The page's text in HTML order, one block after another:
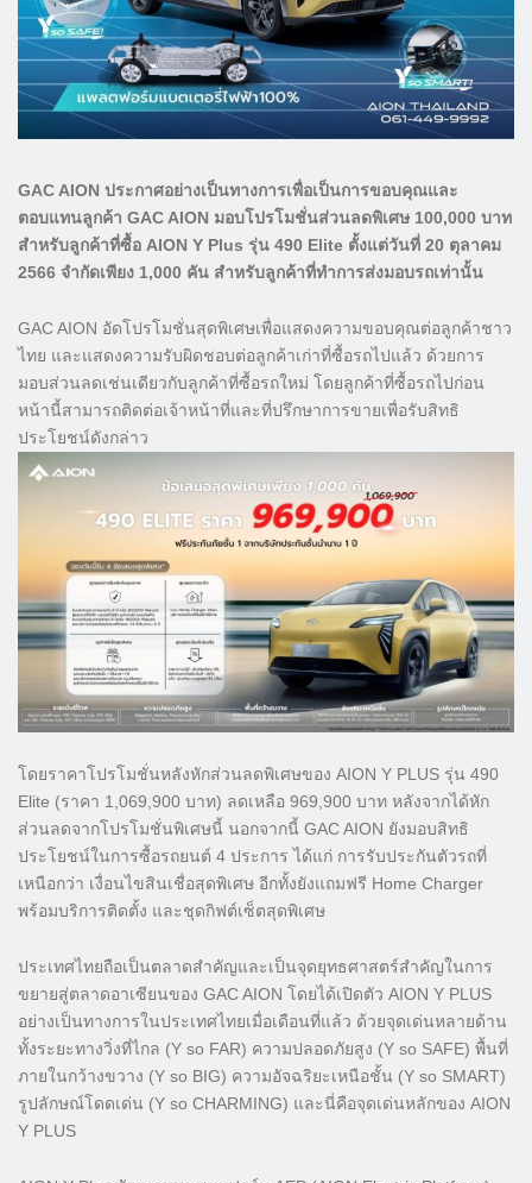
GAC AION ประกาศอย่างเป็นทางการเพื่อเป็นการขอบคุณและ
ตอบแทนลูกค้า GAC AION มอบโปรโมชั่นส่วนลดพิเศษ 100,000 บาท
สำหรับลูกค้าที่ซื้อ AION Y Plus รุ่น 490 Elite ตั้งแต่วันที่ 20 ตุลาคม
2566 จำกัดเพียง 1,000 คัน สำหรับลูกค้าที่ทำการส่งมอบรถเท่านั้น
GAC AION อัดโปรโมชั่นสุดพิเศษเพื่อแสดงความขอบคุณต่อลูกค้าชาว
ไทย และแสดงความรับผิดชอบต่อลูกค้าเก่าที่ซื้อรถไปแล้ว ด้วยการ
มอบส่วนลดเช่นเดียวกับลูกค้าที่ซื้อรถใหม่ โดยลูกค้าที่ซื้อรถไปก่อน
หน้านี้สามารถติดต่อเจ้าหน้าที่และที่ปรึกษาการขายเพื่อรับสิทธิ
ประโยชน์ดังกล่าว
โดยราคาโปรโมชั่นหลังหักส่วนลดพิเศษของ AION Y PLUS รุ่น 490
Elite (ราคา 1,069,900 บาท) ลดเหลือ 969,900 บาท หลังจากได้หัก
ส่วนลดจากโปรโมชั่นพิเศษนี้ นอกจากนี้ GAC AION ยังมอบสิทธิ
ประโยชน์ในการซื้อรถยนต์ 4 ประการ ได้แก่ การรับประกันตัวรถที่
เหนือกว่า เงื่อนไขสินเชื่อสุดพิเศษ อีกทั้งยังแถมฟรี Home Charger
พร้อมบริการติดตั้ง และชุดกิฟต์เซ็ตสุดพิเศษ
ประเทศไทยถือเป็นตลาดสำคัญและเป็นจุดยุทธศาสตร์สำคัญในการ
ขยายสู่ตลาดอาเซียนของ GAC AION โดยได้เปิดตัว AION Y PLUS
อย่างเป็นทางการในประเทศไทยเมื่อเดือนที่แล้ว ด้วยจุดเด่นหลายด้าน
ทั้งระยะทางวิ่งที่ไกล (Y so FAR) ความปลอดภัยสูง (Y so SAFE) พื้นที่
ภายในกว้างขวาง (Y so BIG) ความอัจฉริยะเหนือชั้น (Y so SMART)
รูปลักษณ์โดดเด่น (Y so CHARMING) และนี่คือจุดเด่นหลักของ AION
Y PLUS